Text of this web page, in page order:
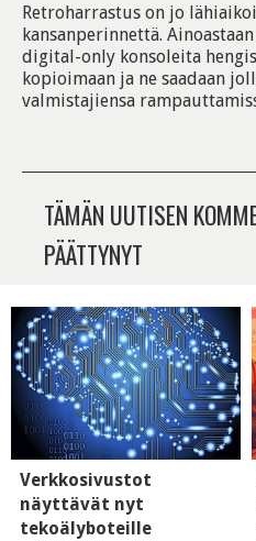
Retroharrastus on jo
kansanperinnettä.
digital-only konsoleita
kopioimaan ja ne saadaan
valmistajiensa
TÄMÄN UUTISEN
PÄÄTTYNYT
Verkkosivustot
näyttävät nyt
tekoälyboteille